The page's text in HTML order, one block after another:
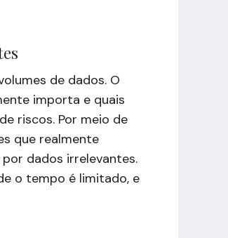
de dados. O
importa e quais
riscos. Por meio de
que realmente
dados irrelevantes.
o tempo é limitado, e